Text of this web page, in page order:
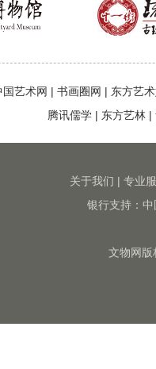
国艺术网 | 书画圈网 | 东方艺
腾讯儒学 | 东方艺林 |
关于我们 | 专业
银行支持：
文物网